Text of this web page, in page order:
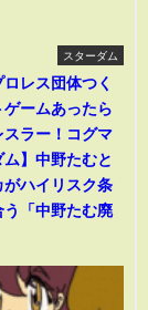
スターダム
レス団体つく
ゲームあったら
スラー！コグマ
】中野たむと
がハイリスク条
う「中野たむ廃